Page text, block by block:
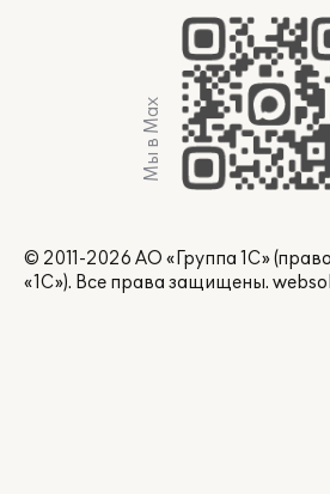
Мы в Max
© 2011-2026 АО «Группа 1С»
«1С»). Все права защищены.